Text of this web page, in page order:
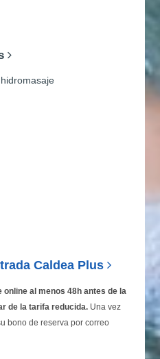
Caldea Plus
al menos 48h antes de la
de la tarifa reducida.Una vez
bono de reserva por correo